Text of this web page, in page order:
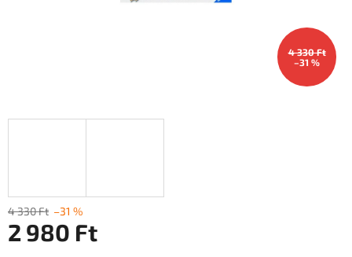
4 330 Ft
–31 %
4 330 Ft –31 %
2 980 Ft